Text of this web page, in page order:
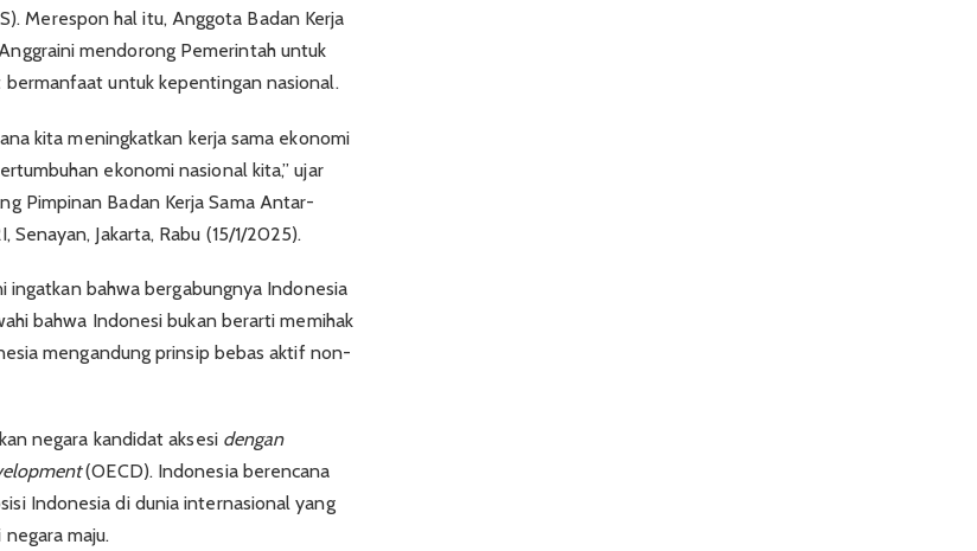
Merespon hal itu, Anggota Badan Kerja
mendorong Pemerintah untuk
bermanfaat untuk kepentingan nasional.
kita meningkatkan kerja sama ekonomi
ekonomi nasional kita,” ujar
Pimpinan Badan Kerja Sama Antar-
Jakarta, Rabu (15/1/2025).
ingatkan bahwa bergabungnya Indonesia
bahwa Indonesi bukan berarti memihak
mengandung prinsip bebas aktif non-
negara kandidat aksesi dengan
(OECD). Indonesia berencana
Indonesia di dunia internasional yang
maju.